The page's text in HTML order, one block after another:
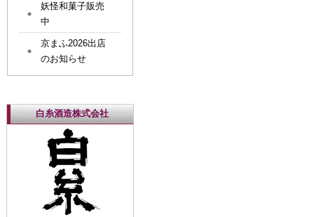
妖怪和菓子販売
中
京まふ2026出店
のお知らせ
白糸酒造株式会社